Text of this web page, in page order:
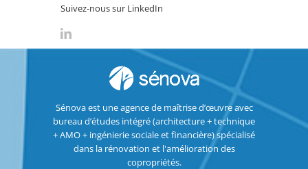
Suivez-nous sur LinkedIn
Sénova est une agence de maîtrise d’œuvre avec
bureau d’études intégré (architecture + technique
+ AMO + ingénierie sociale et financière) spécialisé
dans la rénovation et l'amélioration des
copropriétés.